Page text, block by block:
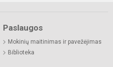
Paslaugos
Mokinių maitinimas ir pavežėjimas
Biblioteka